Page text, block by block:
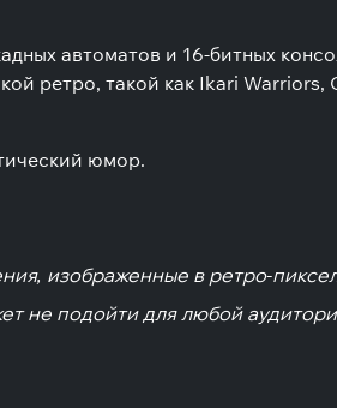
автоматов и 16-битных
ретро, такой как Ikari
юмор.
изображенные в ретро-
не подойти для любой